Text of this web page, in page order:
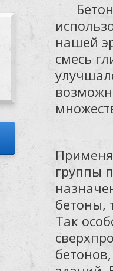
Бетон
нашей
смесь
группы
бетоны,
Так